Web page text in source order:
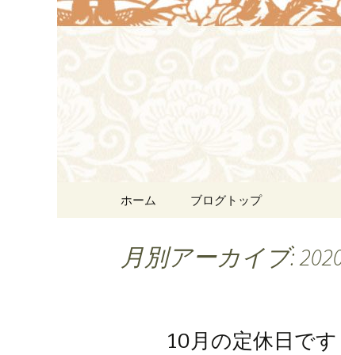
浜松の中
リン）]か
浜松の中華料理[尾林～
コンテンツへ移動
ホーム ブログトップ
月別アーカイブ:
10月の定休日です